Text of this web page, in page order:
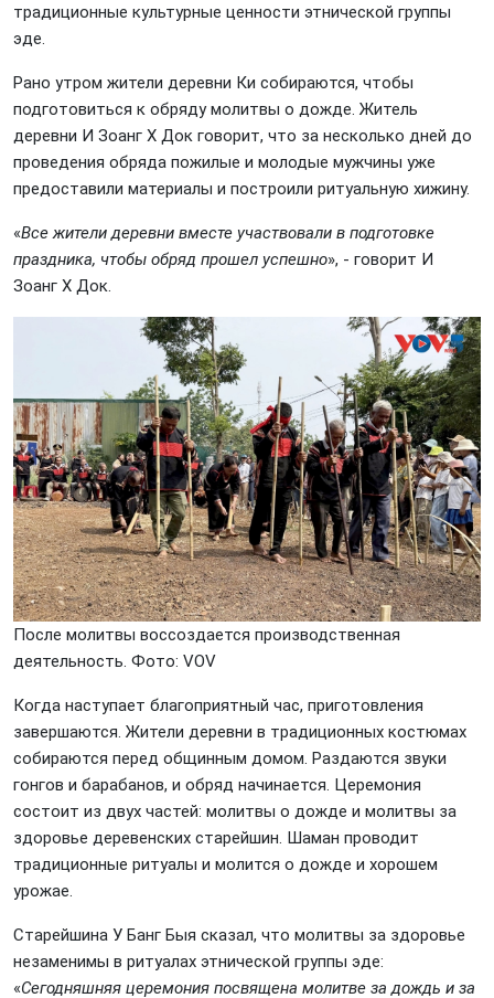
традиционные культурные ценности этнической группы
эде.
Рано утром жители деревни Ки собираются, чтобы
подготовиться к обряду молитвы о дожде. Житель
деревни И Зоанг Х Док говорит, что за несколько дней до
проведения обряда пожилые и молодые мужчины уже
предоставили материалы и построили ритуальную хижину.
«Все жители деревни вместе участвовали в подготовке
праздника, чтобы обряд прошел успешно», - говорит И
Зоанг Х Док.
После молитвы воссоздается производственная
деятельность. Фото: VOV
Когда наступает благоприятный час, приготовления
завершаются. Жители деревни в традиционных костюмах
собираются перед общинным домом. Раздаются звуки
гонгов и барабанов, и обряд начинается. Церемония
состоит из двух частей: молитвы о дожде и молитвы за
здоровье деревенских старейшин. Шаман проводит
традиционные ритуалы и молится о дожде и хорошем
урожае.
Старейшина У Банг Быя сказал, что молитвы за здоровье
незаменимы в ритуалах этнической группы эде:
«Сегодняшняя церемония посвящена молитве за дождь и за